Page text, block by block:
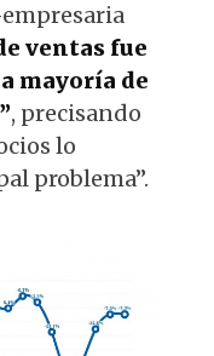
ventas fue
mayoría de
, precisando
lo
problema”.